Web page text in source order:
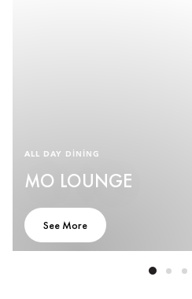
ALL DAY DINING
MO LOUNGE
See More